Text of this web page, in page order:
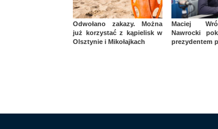
Odwołano zakazy. Można
już korzystać z kąpielisk w
Olsztynie i Mikołajkach
Maciej
Nawrocki
prezydentem